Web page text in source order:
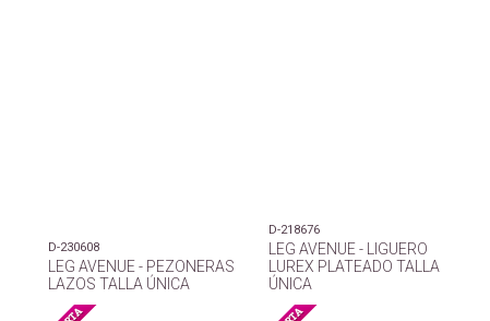
D-230608
LEG AVENUE - PEZONERAS
LAZOS TALLA ÚNICA
D-218676
LEG AVENUE - LIGUERO
LUREX PLATEADO TALLA
ÚNICA